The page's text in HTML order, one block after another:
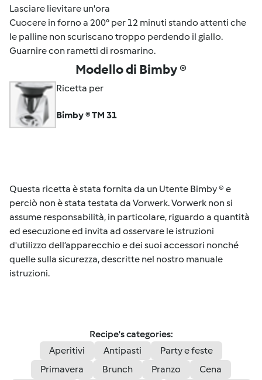
Lasciare lievitare un'ora
Cuocere in forno a 200° per 12 minuti stando attenti che
le palline non scuriscano troppo perdendo il giallo.
Guarnire con rametti di rosmarino.
Modello di Bimby ®
Ricetta per
Bimby ® TM 31
Questa ricetta è stata fornita da un Utente Bimby ® e
perciò non è stata testata da Vorwerk. Vorwerk non si
assume responsabilità, in particolare, riguardo a quantità
ed esecuzione ed invita ad osservare le istruzioni
d'utilizzo dell’apparecchio e dei suoi accessori nonché
quelle sulla sicurezza, descritte nel nostro manuale
istruzioni.
Recipe's categories:
Aperitivi
Antipasti
Party e feste
Primavera
Brunch Pranzo
Cena